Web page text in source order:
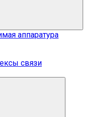
аппаратура
связи